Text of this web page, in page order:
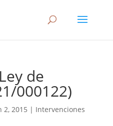
de
000122)
2, 2015 | Intervenciones